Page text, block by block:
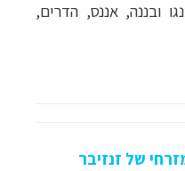
ובננה, אננס, הדרים,
של זנזיבר